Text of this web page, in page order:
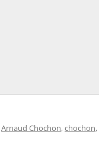
Arnaud Chochon,chochon,